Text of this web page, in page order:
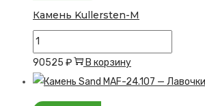
Камень Kullersten-M
Количество
товара
Камень
90525 ₽ В корзину